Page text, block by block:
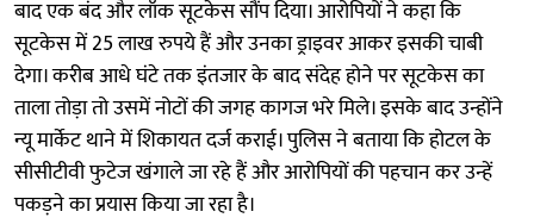
बाद एक बंद और लॉक सूटकेस सौंप दिया। आरोपियों ने कहा कि
सूटकेस में 25 लाख रुपये हैं और उनका ड्राइवर आकर इसकी चाबी
देगा। करीब आधे घंटे तक इंतजार के बाद संदेह होने पर सूटकेस का
ताला तोड़ा तो उसमें नोटों की जगह कागज भरे मिले। इसके बाद उन्होंने
न्यू मार्केट थाने में शिकायत दर्ज कराई। पुलिस ने बताया कि होटल के
सीसीटीवी फुटेज खंगाले जा रहे हैं और आरोपियों की पहचान कर उन्हें
पकड़ने का प्रयास किया जा रहा है।